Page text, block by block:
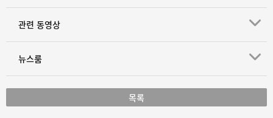
관련 동영상
뉴스룸
목록